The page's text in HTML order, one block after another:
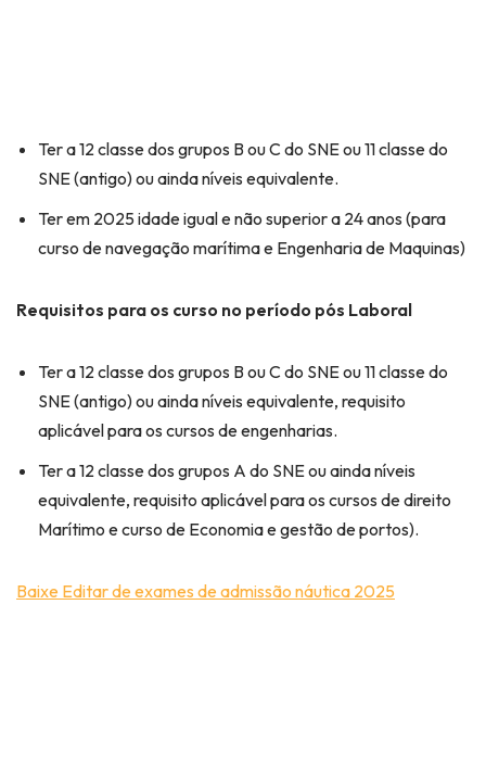
Ter a 12 classe dos grupos B ou C do SNE ou 11 classe do
SNE (antigo) ou ainda níveis equivalente.
Ter em 2025 idade igual e não superior a 24 anos (para
curso de navegação marítima e Engenharia de Maquinas)
Requisitos para os curso no período pós Laboral
Ter a 12 classe dos grupos B ou C do SNE ou 11 classe do
SNE (antigo) ou ainda níveis equivalente, requisito
aplicável para os cursos de engenharias.
Ter a 12 classe dos grupos A do SNE ou ainda níveis
equivalente, requisito aplicável para os cursos de direito
Marítimo e curso de Economia e gestão de portos).
Baixe Editar de exames de admissão náutica 2025